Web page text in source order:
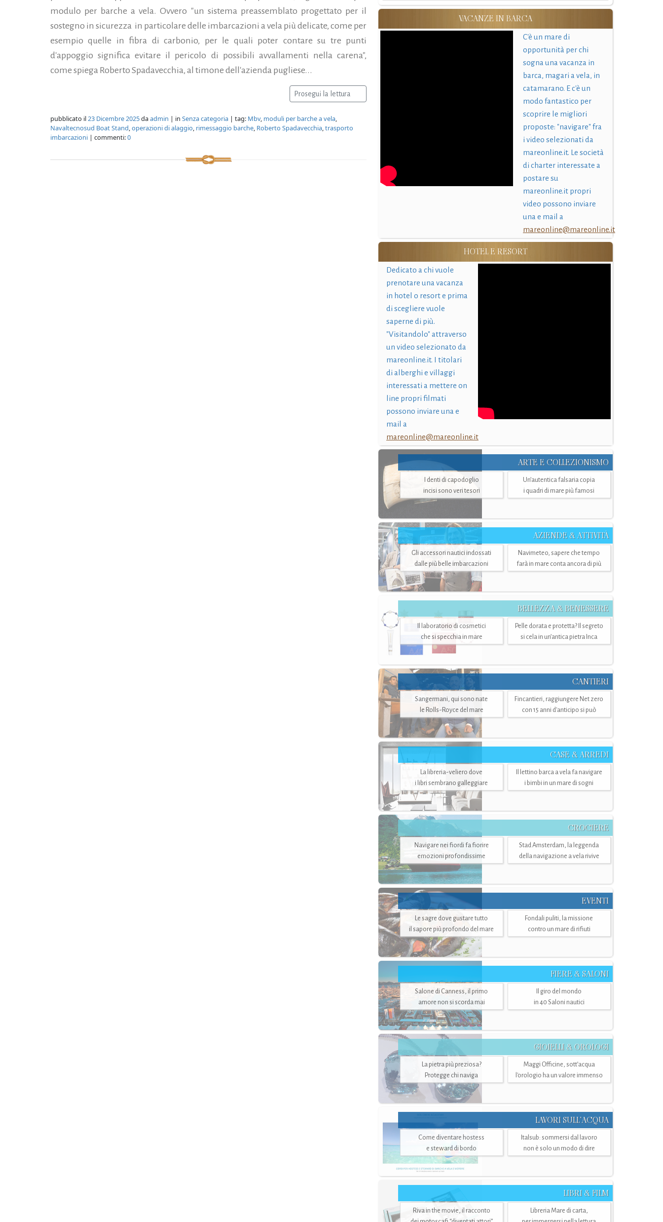
modulo per barche a vela. Ovvero "un sistema preassemblato progettato per il
sostegno in sicurezza in particolare delle imbarcazioni a vela più delicate, come per
esempio quelle in fibra di carbonio, per le quali poter contare su tre punti
d'appoggio significa evitare il pericolo di possibili avvallamenti nella carena",
come spiega Roberto Spadavecchia, al timone dell'azienda pugliese...
Prosegui la lettura
pubblicato il23 Dicembre 2025daadmin | in Senza categoria | tag: Mbv, moduli per barche a vela,
Navaltecnosud Boat Stand,operazioni di alaggio, rimessaggio barche, Roberto Spadavecchia,trasporto
imbarcazioni | commenti:0
VACANZE IN BARCA
C'è un mare di
opportunità per chi
sogna una vacanza in
barca, magari a vela, in
catamarano. E c'è un
modo fantastico per
scoprire le migliori
proposte: "navigare" fra
i video selezionati da
mareonline.it. Le società
di charter interessate a
postare su
mareonline.it propri
video possono inviare
una e mail a
mareonline@mareonline.it
HOTEL E RESORT
Dedicato a chi vuole
prenotare una vacanza
in hotel o resort e prima
di scegliere vuole
saperne di più.
"Visitandolo" attraverso
un video selezionato da
mareonline.it. I titolari
di alberghi e villaggi
interessati a mettere on
line propri filmati
possono inviare una e
mail a
mareonline@mareonline.it
ARTE E COLLEZIONISMO
I denti di capodoglio
incisi sono veri tesori
Un’autentica falsaria copia
i quadri di mare più famosi
AZIENDE & ATTIVITÀ
Gli accessori nautici indossati
dalle più belle imbarcazioni
Navimeteo, sapere che tempo
farà in mare conta ancora di più
BELLEZZA & BENESSERE
Il laboratorio di cosmetici
che si specchia in mare
Pelle dorata e protetta? Il segreto
si cela in un’antica pietra Inca
CANTIERI
Sangermani, qui sono nate
le Rolls-Royce del mare
Fincantieri, raggiungere Net zero
con 15 anni d'anticipo si può
CASE & ARREDI
La libreria-veliero dove
i libri sembrano galleggiare
Il lettino barca a vela fa navigare
i bimbi in un mare di sogni
CROCIERE
Navigare nei fiordi fa fiorire
emozioni profondissime
Stad Amsterdam, la leggenda
della navigazione a vela rivive
EVENTI
Le sagre dove gustare tutto
il sapore più profondo del mare
Fondali puliti, la missione
contro un mare di rifiuti
FIERE & SALONI
Salone di Canness, il primo
amore non si scorda mai
Il giro del mondo
in 40 Saloni nautici
GIOIELLI & OROLOGI
La pietra più preziosa?
Protegge chi naviga
Maggi Officine, sott’acqua
l'orologio ha un valore immenso
LAVORI SULL’ACQUA
Come diventare hostess
e steward di bordo
Italsub: sommersi dal lavoro
non è solo un modo di dire
LIBRI & FILM
Riva in the movie, il racconto
Libreria Mare di carta,